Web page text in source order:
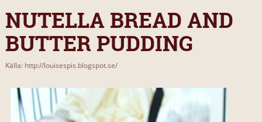
NUTELLA BREAD AND
BUTTER PUDDING
Källa: http://louisespis.blogspot.se/